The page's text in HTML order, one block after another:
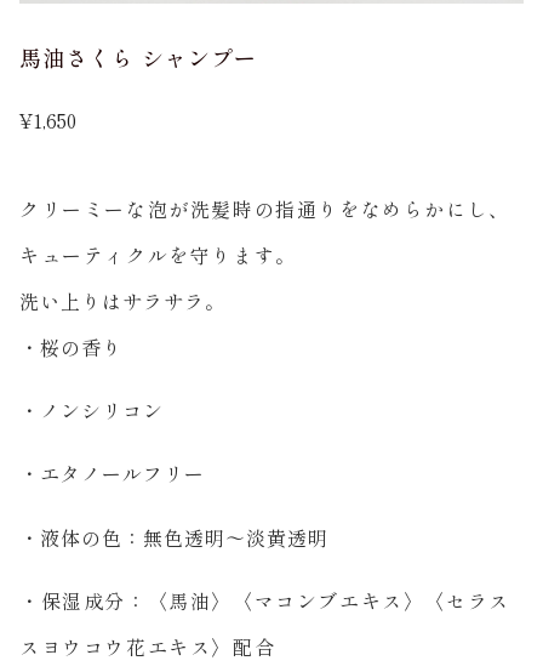
馬油さくら シャンプー
¥1,650
クリーミーな泡が洗髪時の指通りをなめらかにし、
キューティクルを守ります。
洗い上りはサラサラ。
・桜の香り
・ノンシリコン
・エタノールフリー
・液体の色：無色透明〜淡黄透明
・保湿成分：〈馬油〉〈マコンブエキス〉〈セラス
スヨウコウ花エキス〉配合